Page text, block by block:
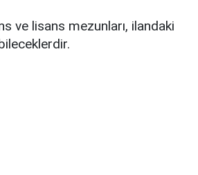
ve lisans mezunları, ilandaki